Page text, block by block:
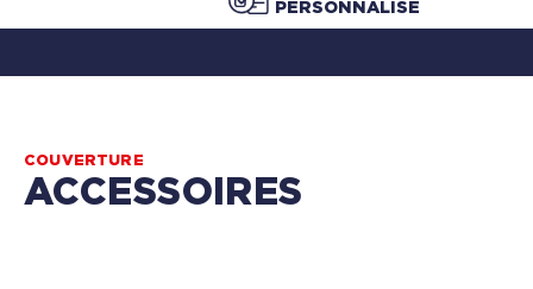
PERSONNALISÉ
COUVERTURE
ACCESSOIRES